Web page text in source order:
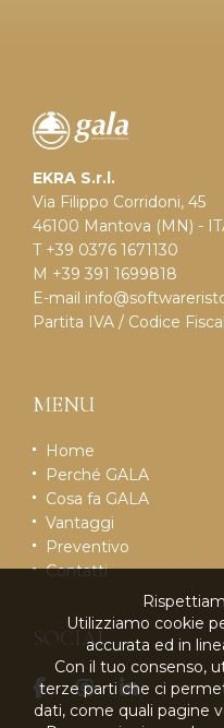
EKRA S.r.l.
Via Filippo Corridoni, 45
46100 Mantova (MN) -
T +39 0376 1671130
M +39 391 1699818
E-mail
Partita IVA / Codice
MENU
Home
Perché GALA
Cosa fa GALA
Vantaggi
Preventivo
Contatti
SOCIAL
Utilizziamo cookie
accurata ed in
Con il tuo consenso,
terze parti che ci
dati, come quali pagine